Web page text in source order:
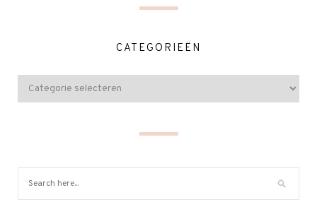
CATEGORIEËN